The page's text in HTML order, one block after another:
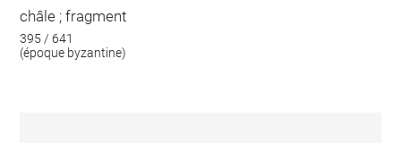
châle ; fragment
395 / 641
(époque byzantine)